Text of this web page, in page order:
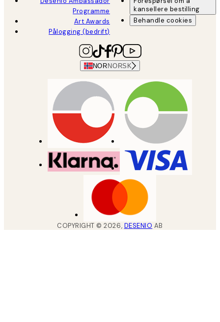
Programme
Art Awards
Pålogging (bedrift)
kansellere bestilling
Behandle cookies
NOR NORSK
COPYRIGHT ©2026, DESENIO AB